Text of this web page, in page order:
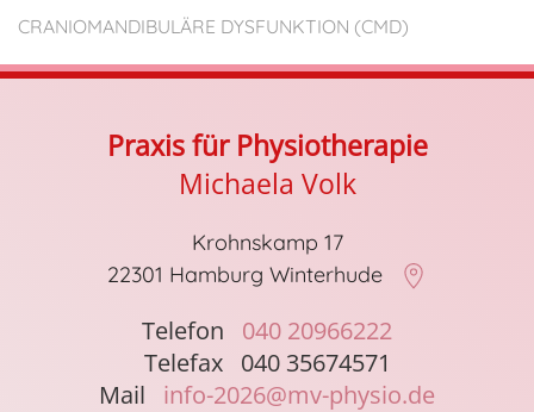
CRANIOMANDIBULÄRE DYSFUNKTION (CMD)
Praxis für Physiotherapie
Michaela Volk
Krohnskamp 17
22301 Hamburg Winterhude
Telefon 040 20966222
Telefax 040 35674571
Mail info-2026@mv-physio.de